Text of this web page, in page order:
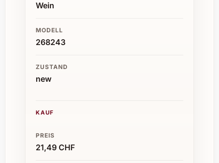
Wein
MODELL
268243
ZUSTAND
new
KAUF
PREIS
21,49 CHF